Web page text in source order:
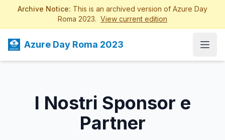
Archive Notice: This is an archived version of Azure Day
Roma 2023. View current edition
Azure Day Roma 2023
I Nostri Sponsor e
Partner